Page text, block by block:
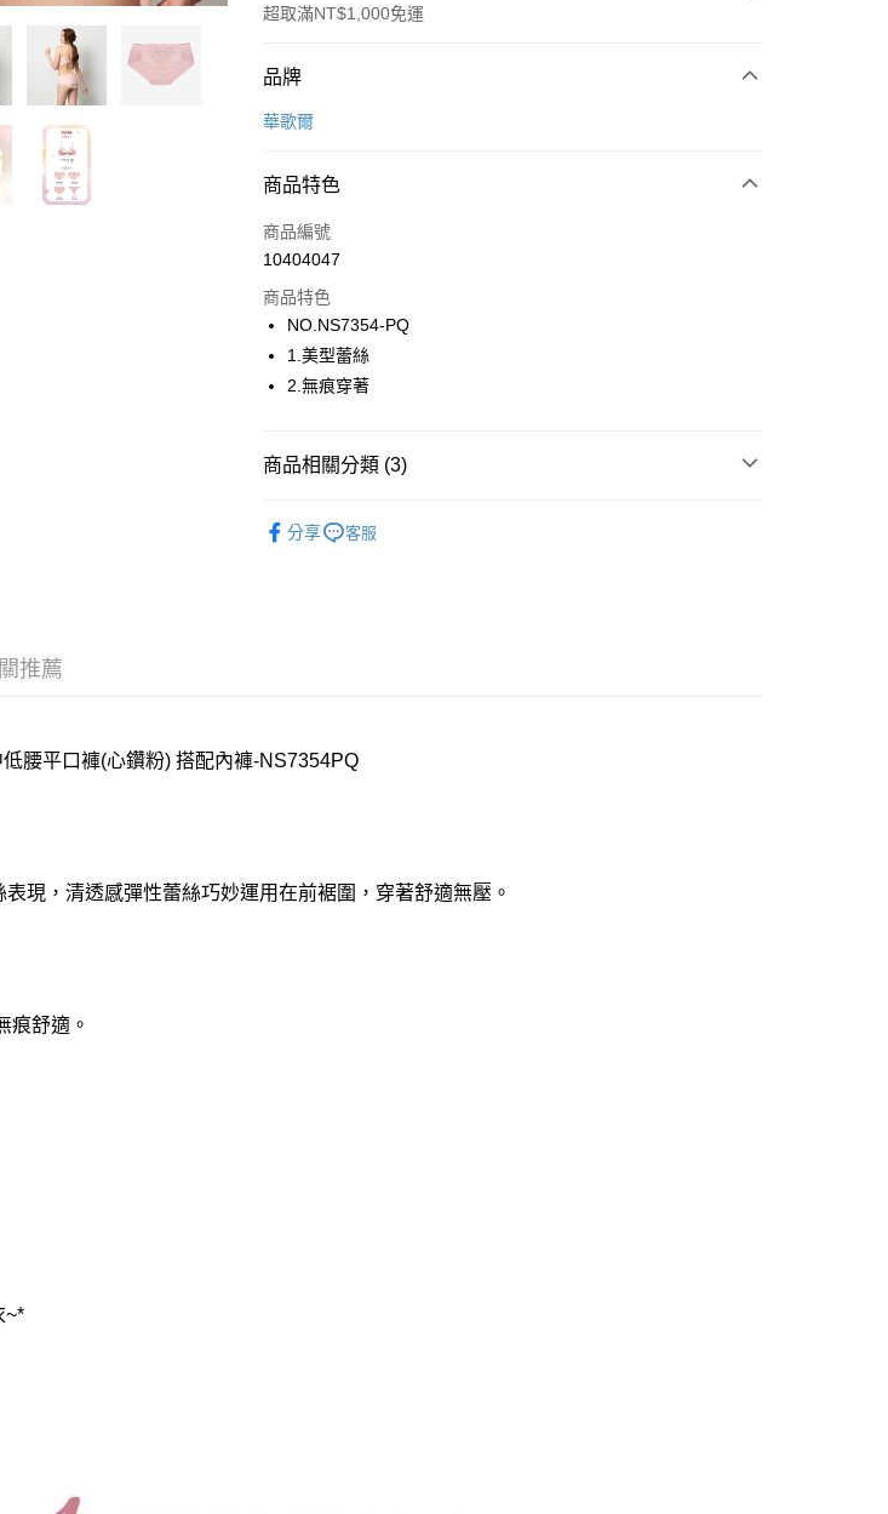
超取滿NT$1,000免運
付款方式
信用卡一次付款
街口支付
ATM付款
運送方式
每筆NT$80，滿NT$1,000(含以上)免運費
每筆NT$80，滿NT$1,000(含以上)免運費
每筆NT$80，滿NT$1,000(含以上)免運費
付款後門市自取
品牌
華歌爾
商品特色
商品編號
10404047
商品特色
NO.NS7354-PQ
1.美型蕾絲
2.無痕穿著
商品相關分類 (3)
分享 客服
推薦
腰平口褲(心鑽粉) 搭配內褲-NS7354PQ
現，清透感彈性蕾絲巧妙運用在前裾圍，穿著舒適無壓。
痕舒適。
~*